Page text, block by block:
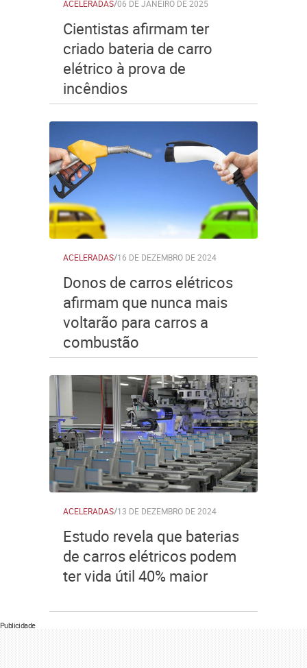
ACELERADAS/06 DE JANEIRO DE 2025
Cientistas afirmam ter
criado bateria de carro
elétrico à prova de
incêndios
ACELERADAS/16 DE DEZEMBRO DE 2024
Donos de carros elétricos
afirmam que nunca mais
voltarão para carros a
combustão
ACELERADAS/13 DE DEZEMBRO DE 2024
Estudo revela que baterias
de carros elétricos podem
ter vida útil 40% maior
Publicidade